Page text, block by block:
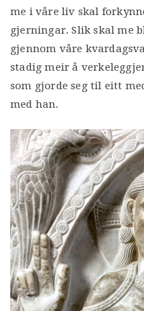
me i våre liv skal
gjerningar. Slik skal me
gjennom våre
stadig meir å
som gjorde seg til eitt
med han.